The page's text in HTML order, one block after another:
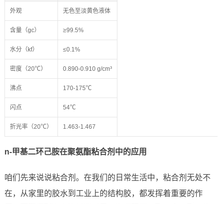
外观 无色至淡黄色液体
含量（gc） ≥99.5%
水分（kf） ≤0.1%
密度（20℃） 0.890-0.910 g/cm³
沸点 170-175℃
闪点 54℃
折光率（20℃） 1.463-1.467
n-甲基二环己胺在聚氨酯粘合剂中的应用
咱们先来说说粘合剂。在我们的日常生活中，粘合剂无处不
在，从家里的胶水到工业上的结构胶，都发挥着重要的作